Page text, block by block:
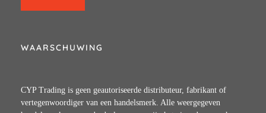
WAARSCHUWING
CYP Trading is geen geautoriseerde distributeur, fabrikant of
vertegenwoordiger van een handelsmerk. Alle weergegeven